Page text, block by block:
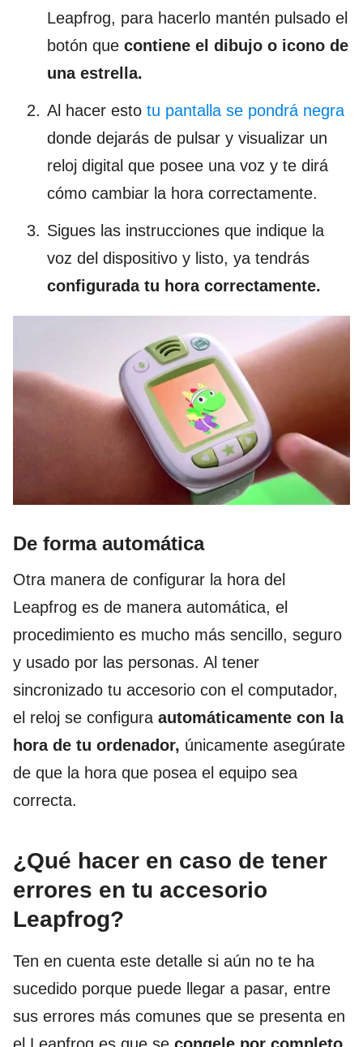
Leapfrog, para hacerlo mantén pulsado el
botón que contiene el dibujo o icono de
una estrella.
Al hacer esto tu pantalla se pondrá negra
donde dejarás de pulsar y visualizar un
reloj digital que posee una voz y te dirá
cómo cambiar la hora correctamente.
Sigues las instrucciones que indique la
voz del dispositivo y listo, ya tendrás
configurada tu hora correctamente.
De forma automática
Otra manera de configurar la hora del
Leapfrog es de manera automática, el
procedimiento es mucho más sencillo, seguro
y usado por las personas. Al tener
sincronizado tu accesorio con el computador,
el reloj se configura automáticamente con la
hora de tu ordenador, únicamente asegúrate
de que la hora que posea el equipo sea
correcta.
¿Qué hacer en caso de tener
errores en tu accesorio
Leapfrog?
Ten en cuenta este detalle si aún no te ha
sucedido porque puede llegar a pasar, entre
sus errores más comunes que se presenta en